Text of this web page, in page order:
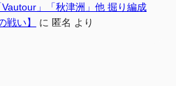
Vautour」「秋津洲」他 掘り編成
戦い】
に 匿名 より